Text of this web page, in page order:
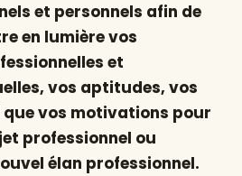
et personnels afin de
en lumière vos
et
vos aptitudes, vos
vos motivations pour
professionnel ou
élan professionnel.